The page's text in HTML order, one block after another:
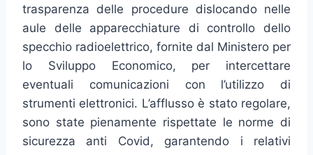
trasparenza delle procedure dislocando nelle
aule delle apparecchiature di controllo dello
specchio radioelettrico, fornite dal Ministero per
lo Sviluppo Economico, per intercettare
eventuali comunicazioni con l’utilizzo di
strumenti elettronici. L’afflusso è stato regolare,
sono state pienamente rispettate le norme di
sicurezza anti Covid, garantendo i relativi